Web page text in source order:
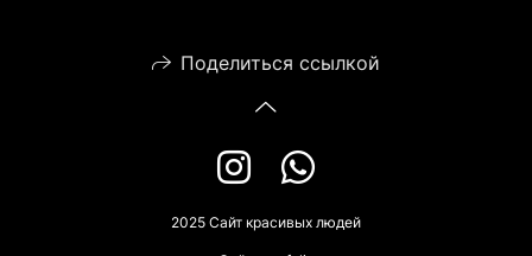
Поделиться ссылкой
2025 Сайт красивых людей